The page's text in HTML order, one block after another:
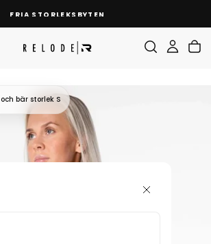
FRIA STORLEKSBYTEN
och bär storlek S